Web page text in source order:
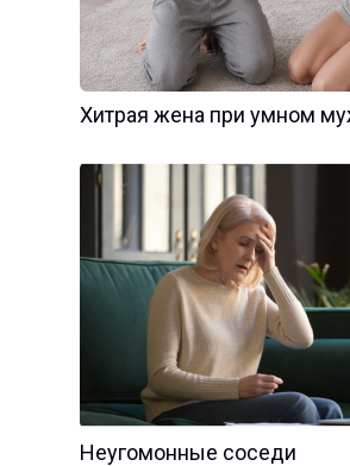
Хитрая жена при умном
Неугомонные соседи